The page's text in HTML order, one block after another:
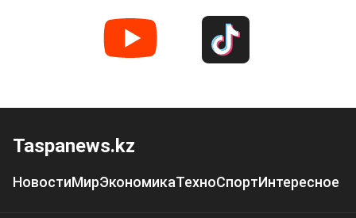
Taspanews.kz
НовостиМирЭкономикаТехноСпортИнтересное